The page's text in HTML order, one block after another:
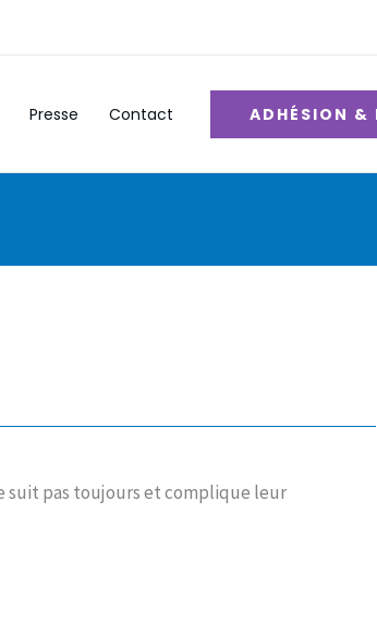
Presse Contact ADHÉSION &
suit pas toujours et complique leur